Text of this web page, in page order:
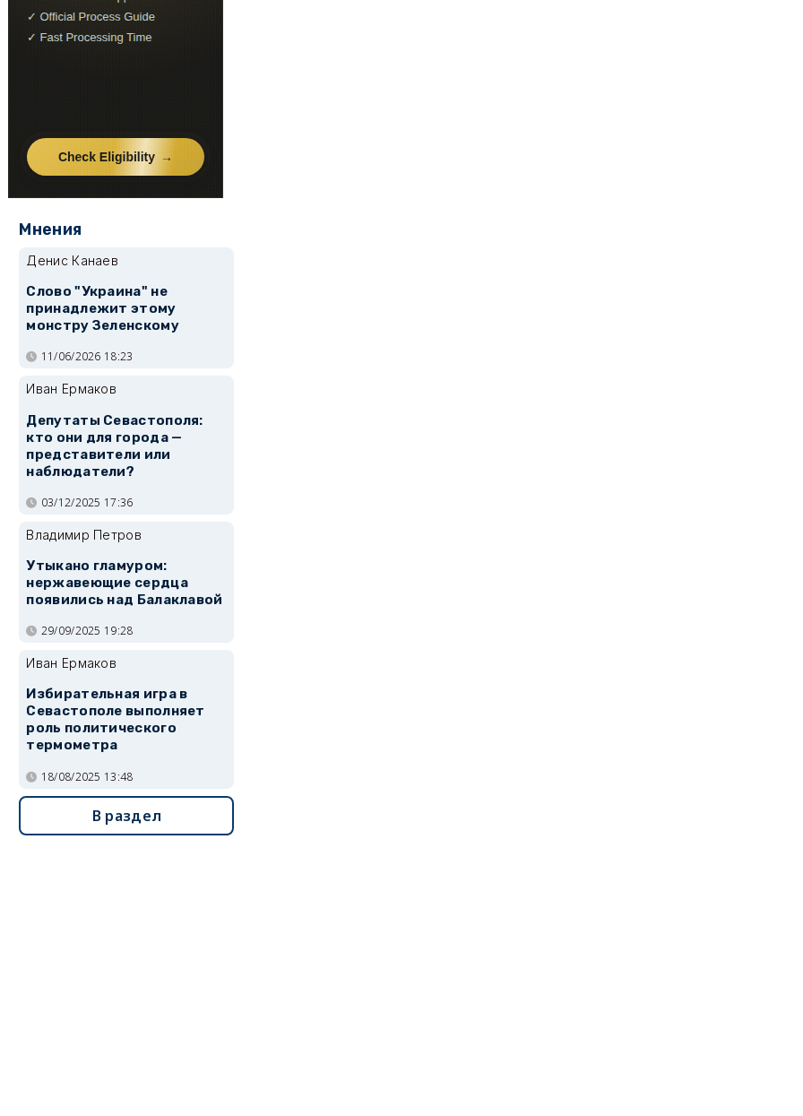
Мнения
Денис Канаев
Слово "Украина" не
принадлежит этому
монстру Зеленскому
11/06/2026 18:23
Иван Ермаков
Депутаты Севастополя:
кто они для города —
представители или
наблюдатели?
03/12/2025 17:36
Владимир Петров
Утыкано гламуром:
нержавеющие сердца
появились над Балаклавой
29/09/2025 19:28
Иван Ермаков
Избирательная игра в
Севастополе выполняет
роль политического
термометра
18/08/2025 13:48
В раздел